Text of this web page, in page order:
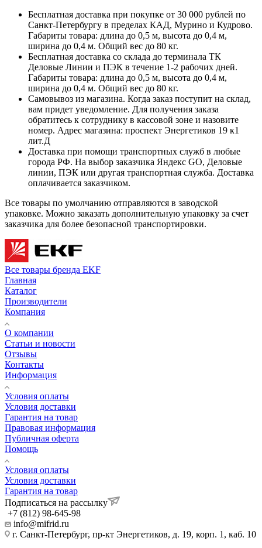
Бесплатная доставка при покупке от 30 000 рублей по
Санкт-Петербургу в пределах КАД, Мурино и Кудрово.
Габариты товара: длина до 0,5 м, высота до 0,4 м,
ширина до 0,4 м. Общий вес до 80 кг.
Бесплатная доставка со склада до терминала ТК
Деловые Линии и ПЭК в течение 1-2 рабочих дней.
Габариты товара: длина до 0,5 м, высота до 0,4 м,
ширина до 0,4 м. Общий вес до 80 кг.
Самовывоз из магазина. Когда заказ поступит на склад,
вам придет уведомление. Для получения заказа
обратитесь к сотруднику в кассовой зоне и назовите
номер. Адрес магазина: проспект Энергетиков 19 к1
лит.Д
Доставка при помощи транспортных служб в любые
города РФ. На выбор заказчика Яндекс GO, Деловые
линии, ПЭК или другая транспортная служба. Доставка
оплачивается заказчиком.
Все товары по умолчанию отправляются в заводской
упаковке. Можно заказать дополнительную упаковку за счет
заказчика для более безопасной транспортировки.
Все товары бренда EKF
Главная
Каталог
Производители
Компания
О компании
Статьи и новости
Отзывы
Контакты
Информация
Условия оплаты
Условия доставки
Гарантия на товар
Правовая информация
Публичная оферта
Помощь
Условия оплаты
Условия доставки
Гарантия на товар
Подписаться на рассылку
+7 (812) 98-645-98
info@mifrid.ru
г. Санкт-Петербург, пр-кт Энергетиков, д. 19, корп. 1, каб. 10